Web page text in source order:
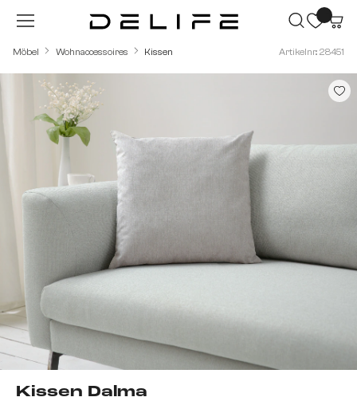
Zum Hauptinhalt springen
Möbel Wohnaccessoires Kissen Artikelnr.: 28451
Kissen Dalma
Bildergalerie überspringen